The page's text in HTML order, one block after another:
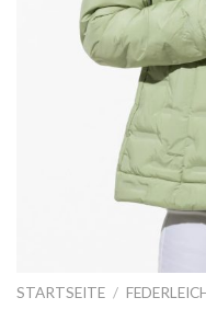
STARTSEITE /